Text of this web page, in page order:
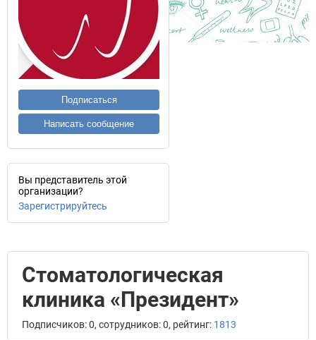
Подписаться
Написать сообщение
Вы представитель этой
организации?
Зарегистрируйтесь
Стоматологическая
клиника «Президент»
Подписчиков: 0, сотрудников: 0, рейтинг: 1813